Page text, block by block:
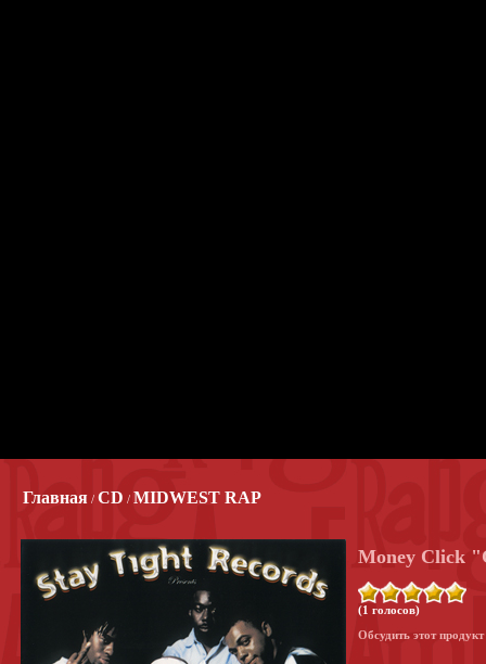
Главная/ CD / MIDWEST RAP
Money Click
(1 голосов)
Обсудить этот продукт